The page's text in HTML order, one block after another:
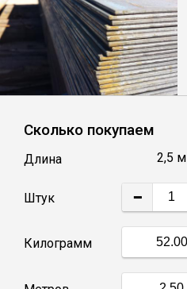
Балка
Полоса
Труба профильная
Швеллер
Сколько покупаем
Длина 2,5 м
Штук −
Килограмм